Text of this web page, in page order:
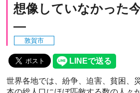
想像していなかった
―
敦賀市
世界各地では、紛争、迫害、貧困、